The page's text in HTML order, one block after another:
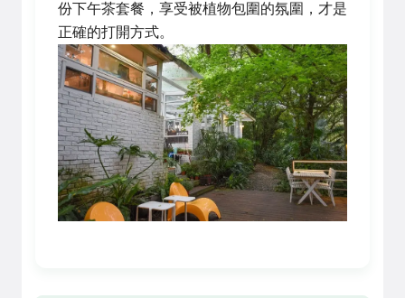
份下午茶套餐，享受被植物包圍的氛圍，才是
正確的打開方式。